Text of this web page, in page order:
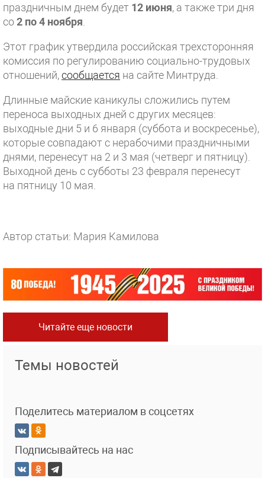
праздничным днем будет 12 июня, а также три дня
со2 по 4 ноября
Этот график утвердила российская трехсторонняя
комиссия по регулированию социально-трудовых
отношений,сообщается на сайте Минтруда.
Длинные майские каникулы сложились путем
переноса выходных дней с других месяцев:
выходные дни 5 и 6 января (суббота и воскресенье),
которые совпадают с нерабочими праздничными
днями, перенесут на 2 и 3 мая (четверг и пятницу).
Выходной день с субботы 23 февраля перенесут
на пятницу 10 мая.
Автор статьи: Мария Камилова
Читайте еще новости
Темы новостей
Поделитесь материалом в соцсетях
Подписывайтесь на нас